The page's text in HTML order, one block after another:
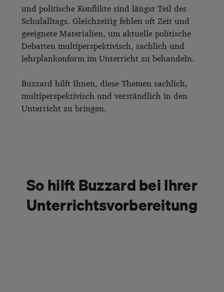
und politische Konflikte sind längst Teil des
Schulalltags. Gleichzeitig fehlen oft Zeit und
geeignete Materialien, um aktuelle politische
Debatten multiperspektivisch, sachlich und
lehrplankonform im Unterricht zu behandeln.
Buzzard hilft Ihnen, diese Themen sachlich,
multiperspektivisch und verständlich in den
Unterricht zu bringen.
So hilft Buzzard bei Ihrer
Unterrichtsvorbereitung